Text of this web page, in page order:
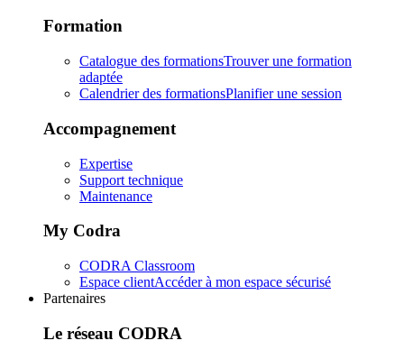
Formation
Catalogue des formationsTrouver une formation
adaptée
Calendrier des formationsPlanifier une session
Accompagnement
Expertise
Support technique
Maintenance
My Codra
CODRA Classroom
Espace clientAccéder à mon espace sécurisé
Partenaires
Le réseau CODRA